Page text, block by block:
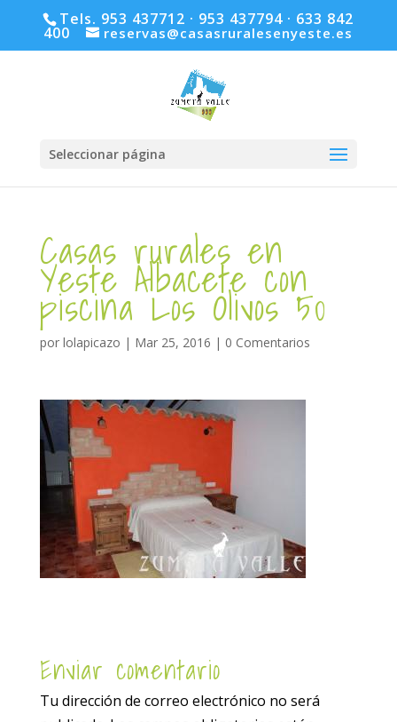
Tels. 953 437712 · 953 437794 · 633 842
400 reservas@casasruralesenyeste.es
Seleccionar página
Casas rurales en
Yeste Albacete con
piscina Los Olivos 50
por lolapicazo | Mar 25, 2016 | 0 Comentarios
Enviar comentario
Tu dirección de correo electrónico no será